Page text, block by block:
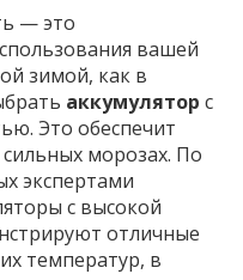
— это
вашей
зимой, как в
аккумулятор с
Это обеспечит
морозах. По
экспертами
с высокой
отличные
температур, в